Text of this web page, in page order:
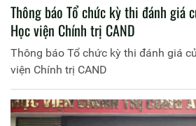
Thông báo Tổ chức kỳ thi đánh giá
Học viện Chính trị CAND
Thông báo Tổ chức kỳ thi đánh giá
viện Chính trị CAND